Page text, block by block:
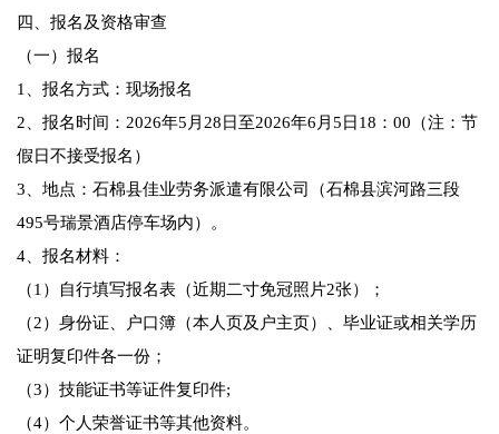
四、报名及资格审查
（一）报名
1、报名方式：现场报名
2、报名时间：2026年5月28日至2026年6月5日18：00（注：节
假日不接受报名）
3、地点：石棉县佳业劳务派遣有限公司（石棉县滨河路三段
495号瑞景酒店停车场内）。
4、报名材料：
（1）自行填写报名表（近期二寸免冠照片2张）；
（2）身份证、户口簿（本人页及户主页）、毕业证或相关学历
证明复印件各一份；
（3）技能证书等证件复印件;
（4）个人荣誉证书等其他资料。